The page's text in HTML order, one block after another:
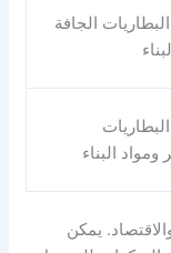
الجافة
ومواد البناء
يمكن